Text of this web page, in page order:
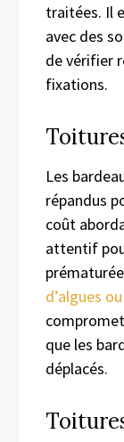
traitées. Il
avec des
de vérifier
fixations.
Les
répandus
coût
attentif
d’algues
que les
déplacés.